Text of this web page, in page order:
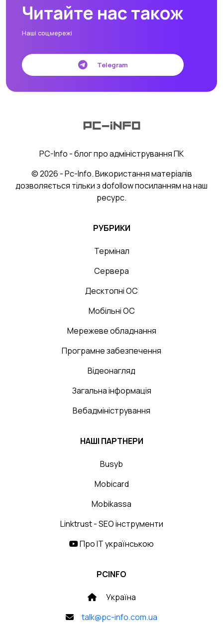
Читайте нас також
Наші соцмережі
Telegram
PC-Info - блог про адміністрування ПК
© 2026 - Pc-Info. Використання матеріалів
дозволяється тільки з dofollow посиланням на наш
ресурс.
РУБРИКИ
Термінал
Сервера
Десктопні ОС
Мобільні ОС
Мережеве обладнання
Програмне забезпечення
Відеонагляд
Загальна інформація
Вебадміністрування
НАШІ ПАРТНЕРИ
Busyb
Mobicard
Mobikassa
Linktrust - SEO інструменти
Про IT українською
PCINFO
Україна
talk@pc-info.com.ua